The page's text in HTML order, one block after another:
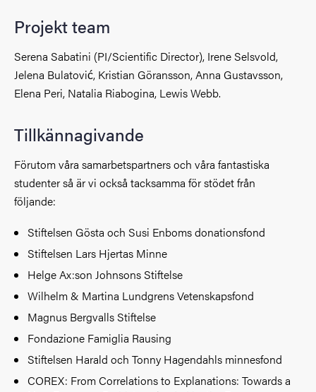
Projekt team
Serena Sabatini (PI/Scientific Director), Irene Selsvold,
Jelena Bulatović, Kristian Göransson, Anna Gustavsson,
Elena Peri, Natalia Riabogina, Lewis Webb.
Tillkännagivande
Förutom våra samarbetspartners och våra fantastiska
studenter så är vi också tacksamma för stödet från
följande:
Stiftelsen Gösta och Susi Enboms donationsfond
Stiftelsen Lars Hjertas Minne
Helge Ax:son Johnsons Stiftelse
Wilhelm & Martina Lundgrens Vetenskapsfond
Magnus Bergvalls Stiftelse
Fondazione Famiglia Rausing
Stiftelsen Harald och Tonny Hagendahls minnesfond
COREX: From Correlations to Explanations: Towards a